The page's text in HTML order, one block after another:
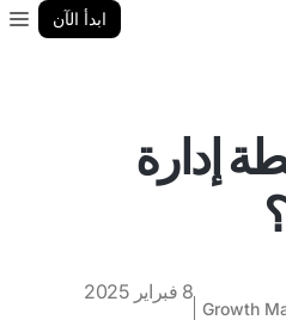
ابدأ الآن
إدارة
Growth
8 فبراير 2025